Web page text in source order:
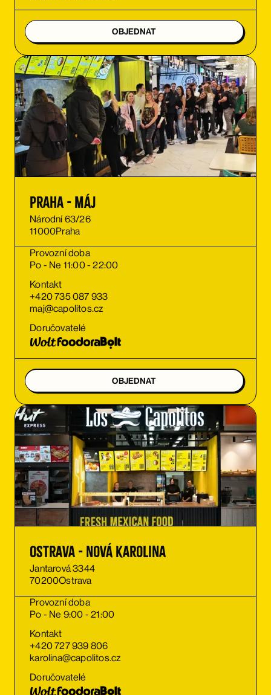
OBJEDNAT
Praha - Máj
Národní 63/26
11000Praha
Provozní doba
Po - Ne 11:00 - 22:00
Kontakt
+420 735 087 933
maj@capolitos.cz
Doručovatelé
OBJEDNAT
Ostrava - Nová Karolina
Jantarová 3344
70200Ostrava
Provozní doba
Po - Ne 9:00 - 21:00
Kontakt
+420 727 939 806
karolina@capolitos.cz
Doručovatelé